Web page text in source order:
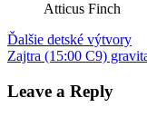
Atticus Finch
CEDAWHarper
Leeplatené
článkyštrajk
Post
navigation
Previous
Post:
Ďalšie detské výtvory
Next
Zajtra (15:00 C9)
Leave a Reply